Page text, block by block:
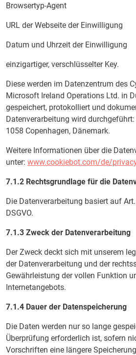
Browsertyp-Agent
URL der Webseite der Einwilligung
Datum und Uhrzeit der Einwilligung
einzigartiger, verschlüsselter Key.
Diese werden im Datenzentrum des
Microsoft Ireland Operations Ltd. in
gespeichert, protokolliert und
Datenverarbeitung wird
1058 Copenhagen, Dänemark.
Weitere Informationen über die
unter: www.cookiebot.com/de/
7.1.2 Rechtsgrundlage für die
Die Datenverarbeitung basiert auf
DSGVO.
7.1.3 Zweck der Datenverarbeitung
Der Zweck deckt sich mit unserem
der Datenverarbeitung und der
Gewährleistung der vollen Funktion
Internetangebots.
7.1.4 Dauer der Datenspeicherung
Die Daten werden nur so lange
Überprüfung erforderlich ist, sofern
Vorschriften eine längere